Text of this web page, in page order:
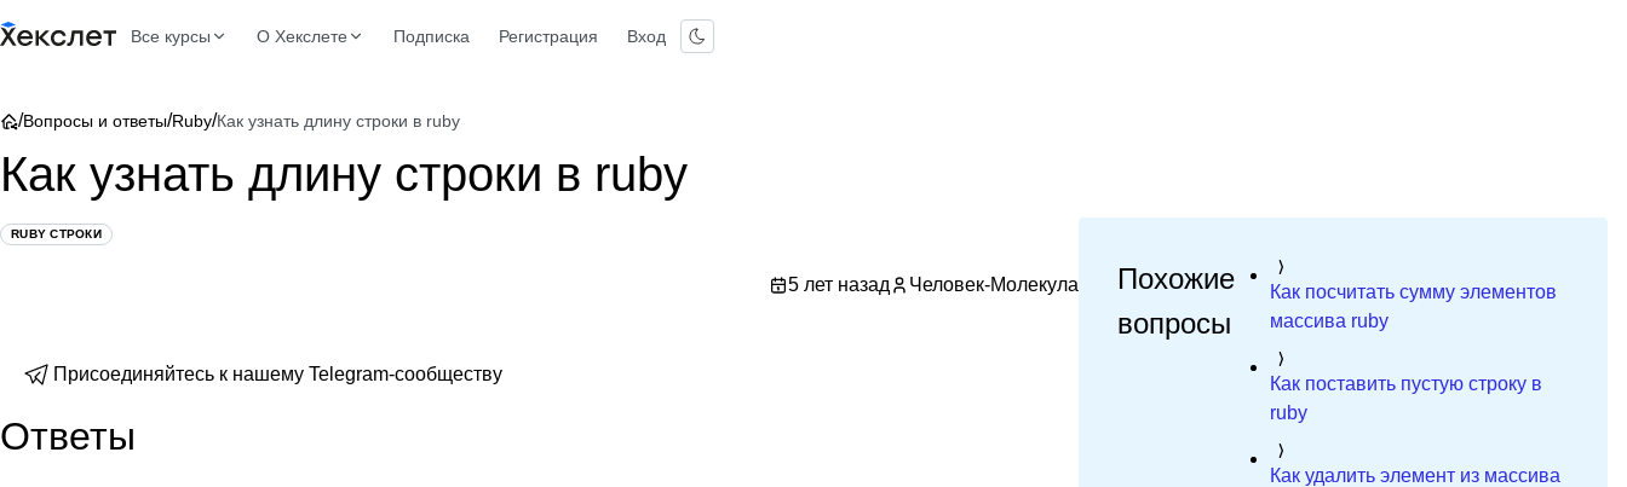
Все курсы О Хекслете Подписка Регистрация Вход
/Вопросы и ответы/Ruby/Как узнать длину строки в ruby
Как узнать длину строки в ruby
RUBY СТРОКИ
5 лет назад Человек-Молекула
Присоединяйтесь к нашему Telegram-сообществу
Ответы
Похожие
вопросы
Как посчитать сумму элементов
массива ruby
Как поставить пустую строку в
ruby
Как удалить элемент из массива